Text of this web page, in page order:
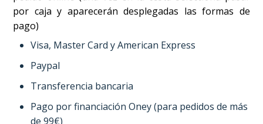
por caja y aparecerán desplegadas las formas de
pago)
Visa, Master Card y American Express
Paypal
Transferencia bancaria
Pago por financiación Oney (para pedidos de más
de 99€)